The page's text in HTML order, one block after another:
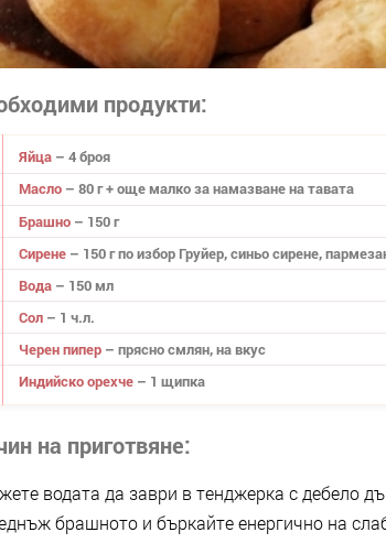
продукти
Яйца – 4 броя
Масло – 80 г + още малко за намазване на тавата
Брашно – 150 г
Сирене – 150 г по избор Груйер, синьо сирене,
Вода – 150 мл
Сол – 1 ч.л.
Черен пипер – прясно смлян, на вкус
Индийско орехче – 1 щипка
на приготвяне
водата да заври в тенджерка с дебело
брашното и бъркайте енергично на